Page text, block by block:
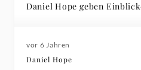
Daniel Hope geben
vor 6 Jahren
Daniel Hope